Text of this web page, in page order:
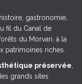
gastronomie,
fil du Canal de
du Morvan, à la
patrimoines riches.
préservée
grands sites